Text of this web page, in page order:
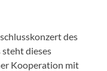
des
dieses
Kooperation mit